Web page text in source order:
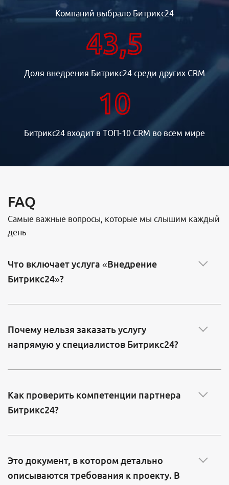
Компаний выбрало Битрикс24
43,5
Доля внедрения Битрикс24 среди других CRM
10
Битрикс24 входит в ТОП-10 CRM во всем мире
FAQ
Самые важные вопросы, которые мы слышим каждый
день
Что включает услуга «Внедрение
Битрикс24»?
Почему нельзя заказать услугу
напрямую у специалистов Битрикс24?
Как проверить компетенции партнера
Битрикс24?
Это документ, в котором детально
описываются требования к проекту. В